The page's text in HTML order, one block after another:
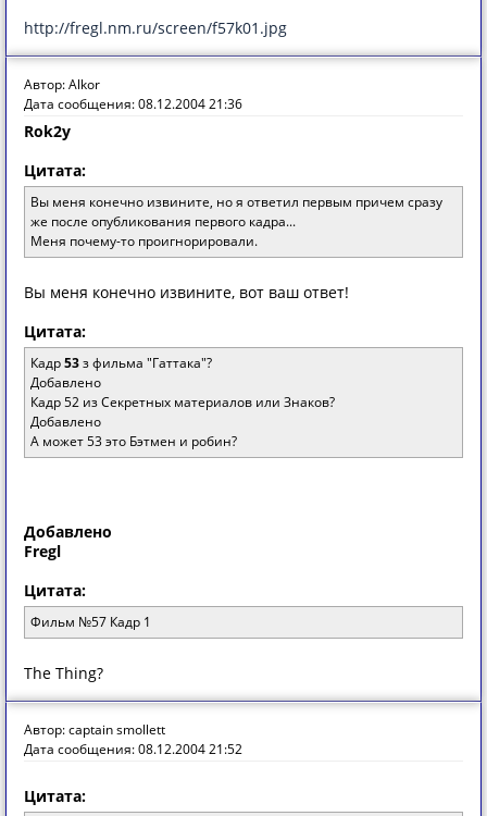
http://fregl.nm.ru/screen/f57k01.jpg
Автор: Alkor
Дата сообщения: 08.12.2004 21:36
Rok2y
Цитата:
Вы меня конечно извините, но я ответил первым причем сразу
же после опубликования первого кадра...
Меня почему-то проигнорировали.
Вы меня конечно извините, вот ваш ответ!
Цитата:
Кадр53з фильма "Гаттака"?
Добавлено
Кадр 52 из Секретных материалов или Знаков?
Добавлено
А может 53 это Бэтмен и робин?
Добавлено
Fregl
Цитата:
Фильм №57 Кадр 1
The Thing?
Автор: captain smollett
Дата сообщения: 08.12.2004 21:52
Цитата: